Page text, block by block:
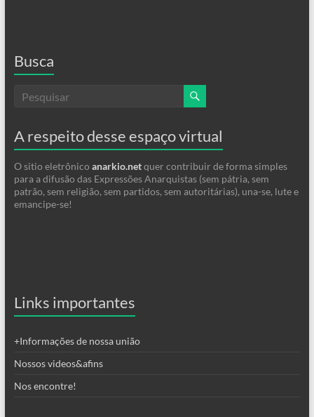
Busca
A respeito desse espaço virtual
O sitio eletrônico anarkio.netquer contribuir de forma simples
para a difusão das Expressões Anarquistas (sem pátria, sem
patrão, sem religião, sem partidos, sem autoritárias), una-se, lute e
emancipe-se!
Links importantes
+Informações de nossa união
Nossos videos&afins
Nos encontre!